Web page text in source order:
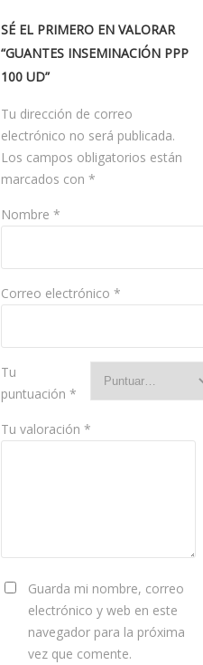
SÉ EL PRIMERO EN VALORAR
“GUANTES INSEMINACIÓN PPP
100 UD”
Tu dirección de correo
electrónico no será publicada.
Los campos obligatorios están
marcados con *
Nombre *
Correo electrónico *
Tu
puntuación *
Tu valoración *
Guarda mi nombre, correo
electrónico y web en este
navegador para la próxima
vez que comente.